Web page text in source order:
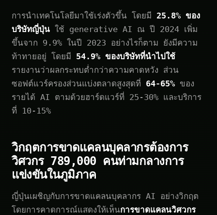
การนำเทคโนโลยีมาใช้เร่งตัวขึ้น โดยมี 25.8% ของ
บริษัทญี่ปุ่น ใช้ generative AI ณ ปี 2024 เพิ่ม
ขึ้นจาก 9.9% ในปี 2023 อย่างไรก็ตาม ยังมีความ
ท้าทายอยู่ โดยมี 54.9% ของบริษัทที่นำไปใช้
รายงานว่าผลกระทบต่ำกว่าความคาดหวัง ส่วน
ซอฟต์แวร์ครองส่วนแบ่งตลาดสูงสุดที่ 64-65% ของ
รายได้ AI ตามด้วยฮาร์ดแวร์ที่ 25-30% และบริการ
ที่ 10-15%
วิกฤตการขาดแคลนบุคลากรต้องการ
วิศวกร 789,000 คนท่ามกลางการ
แข่งขันในภูมิภาค
ญี่ปุ่นเผชิญกับการขาดแคลนบุคลากร AI อย่างวิกฤต
โดยการคาดการณ์แสดงให้เห็นการขาดแคลนวิศวกร